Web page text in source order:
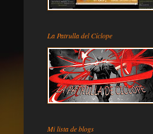
La Patrulla del Cíclope
Mi lista de blogs